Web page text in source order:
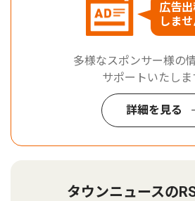
広告
しま
多様なスポンサー様の
サポートいたしま
詳細を見る
タウンニュースの